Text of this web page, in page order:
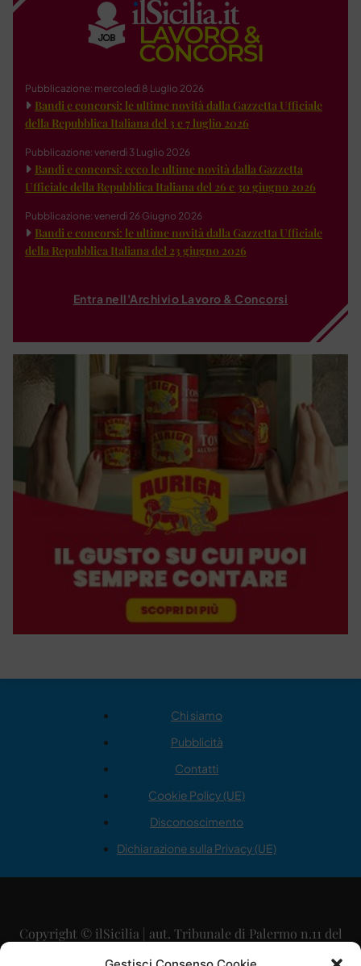
Pubblicazione: mercoledì 8 Luglio 2026
Bandi e concorsi: le ultime novità dalla Gazzetta Ufficiale
della Repubblica Italiana del 3 e 7 luglio 2026
Pubblicazione: venerdì 3 Luglio 2026
Bandi e concorsi: ecco le ultime novità dalla Gazzetta
Ufficiale della Repubblica Italiana del 26 e 30 giugno 2026
Pubblicazione: venerdì 26 Giugno 2026
Bandi e concorsi: le ultime novità dalla Gazzetta Ufficiale
della Repubblica Italiana del 23 giugno 2026
Entra nell'Archivio Lavoro & Concorsi
Chi siamo
Pubblicità
Contatti
Cookie Policy (UE)
Disconoscimento
Dichiarazione sulla Privacy (UE)
Copyright © ilSicilia | aut. Tribunale di Palermo n.11 del
29/09/2015